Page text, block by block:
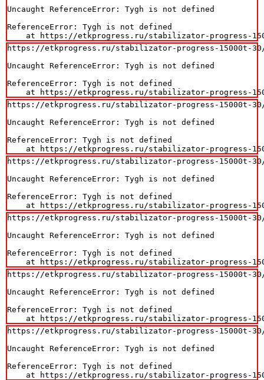
Uncaught ReferenceError: Tygh is not defined
ReferenceError: Tygh is not defined
at https://etkprogress.ru/stabilizator-progress-
https://etkprogress.ru/stabilizator-progress-15000t-30/
Uncaught ReferenceError: Tygh is not defined
ReferenceError: Tygh is not defined
at https://etkprogress.ru/stabilizator-progress-
https://etkprogress.ru/stabilizator-progress-15000t-30/
Uncaught ReferenceError: Tygh is not defined
ReferenceError: Tygh is not defined
at https://etkprogress.ru/stabilizator-progress-
https://etkprogress.ru/stabilizator-progress-15000t-30/
Uncaught ReferenceError: Tygh is not defined
ReferenceError: Tygh is not defined
at https://etkprogress.ru/stabilizator-progress-
https://etkprogress.ru/stabilizator-progress-15000t-30/
Uncaught ReferenceError: Tygh is not defined
ReferenceError: Tygh is not defined
at https://etkprogress.ru/stabilizator-progress-
https://etkprogress.ru/stabilizator-progress-15000t-30/
Uncaught ReferenceError: Tygh is not defined
ReferenceError: Tygh is not defined
at https://etkprogress.ru/stabilizator-progress-
https://etkprogress.ru/stabilizator-progress-15000t-30/
Uncaught ReferenceError: Tygh is not defined
ReferenceError: Tygh is not defined
at https://etkprogress.ru/stabilizator-progress-